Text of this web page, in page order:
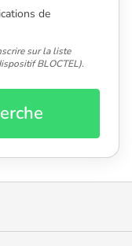
de
sur la liste
BLOCTEL).